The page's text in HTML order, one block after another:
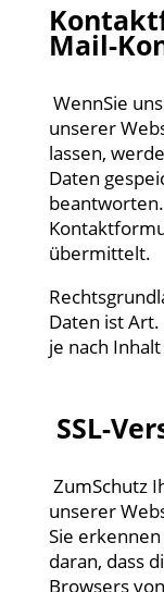
Mail-
WennSie
unserer
lassen,
Daten
übermittelt.
Daten ist Art.
je nach
SSL-
ZumSchutz
unserer
Sie
daran, dass
Browsers